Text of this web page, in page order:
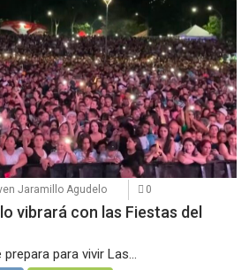
Jaramillo Agudelo 0
vibrará con las Fiestas del
para vivir Las...